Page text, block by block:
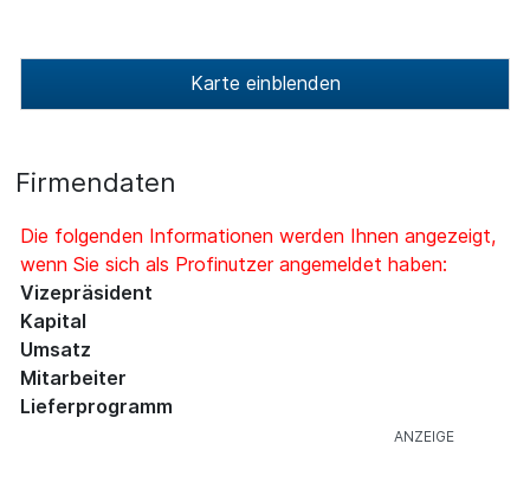
Karte einblenden
Firmendaten
Die folgenden Informationen werden Ihnen angezeigt,
wenn Sie sich als Profinutzer angemeldet haben:
Vizepräsident
Kapital
Umsatz
Mitarbeiter
Lieferprogramm